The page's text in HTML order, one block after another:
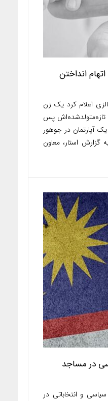
انداختن
اعلام کرد یک زن
تازه‌متولدشده‌اش پس
آپارتمان در جوهور
گزارش استار، معاون
در مساجد
و انتخاباتی در